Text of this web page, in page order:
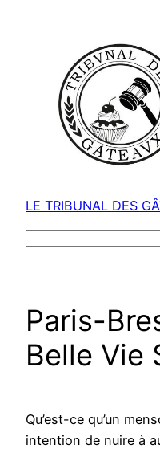
LE TRIBUNAL DES
Paris-
Belle Vie
Qu’est-ce qu’un
intention de nuire à